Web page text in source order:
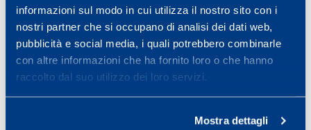
informazioni sul modo in cui utilizza il nostro sito con i
nostri partner che si occupano di analisi dei dati web,
pubblicità e social media, i quali potrebbero combinarle
con altre informazioni che ha fornito loro o che hanno
raccolto dal suo utilizzo dei loro servizi.
Mostra dettagli
Leggi tutto
Previous page
Page Page Page
4 Page